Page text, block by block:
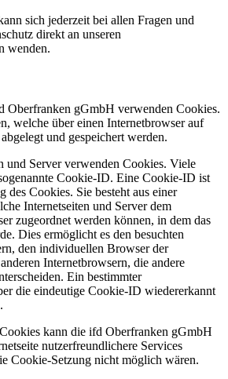
sich jederzeit bei allen Fragen und
direkt an unseren
wenden.
Oberfranken gGmbH verwenden Cookies.
welche über einen Internetbrowser auf
und gespeichert werden.
und Server verwenden Cookies. Viele
Cookie-ID. Eine Cookie-ID ist
des Cookies. Sie besteht aus einer
Internetseiten und Server dem
zugeordnet werden können, in dem das
Dies ermöglicht es den besuchten
den individuellen Browser der
Internetbrowsern, die andere
Ein bestimmter
die eindeutige Cookie-ID wiedererkannt
kann die ifd Oberfranken gGmbH
nutzerfreundlichere Services
Cookie-Setzung nicht möglich wären.